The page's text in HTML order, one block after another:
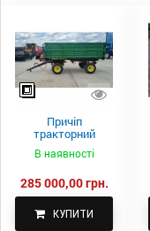
Причіп
тракторний
самоскидний
Spike 2 ПТС-4
В наявності
285 000,00 грн.
КУПИТИ